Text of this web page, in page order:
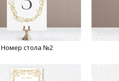
Номер стола №2